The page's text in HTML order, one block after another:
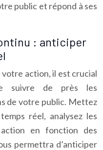
public et répond à ses
: anticiper
action, il est crucial
suivre de près les
de votre public. Mettez
réel, analysez les
en fonction des
permettra d’anticiper